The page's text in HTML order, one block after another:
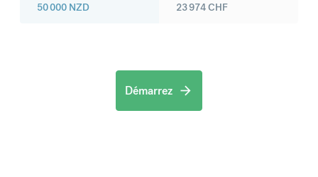
50 000 NZD 23 974CHF
Démarrez